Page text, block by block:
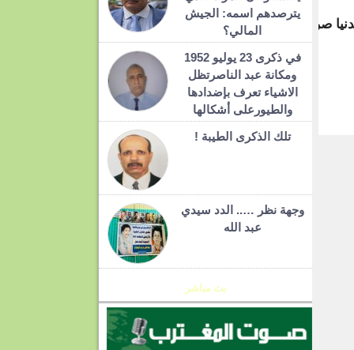
صراخا وعويلاضد إيران وحزب الله ويصفونهما
يترصدهم اسمه: الجيش
المالي؟
في ذكرى 23 يوليو 1952
ومكانة عبد الناصرتظل
الاشياء تعرف بإضدادها
والطيورعلى أشكالها
تلك الذكرى الطيبة !
وجهة نظر ….. الدد سيدي
عبد الله
بث مباشر